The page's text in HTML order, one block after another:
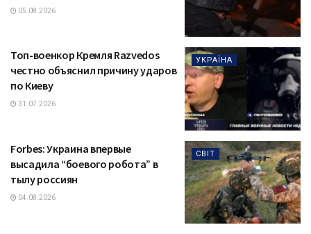
05.08.2026
УКРАЇНА
Топ-военкор Кремля Razvedos
честно объяснил причину ударов
по Киеву
31.07.2026
СВІТ
Forbes: Украина впервые
высадила “боевого робота” в
тылу россиян
04.08.2026